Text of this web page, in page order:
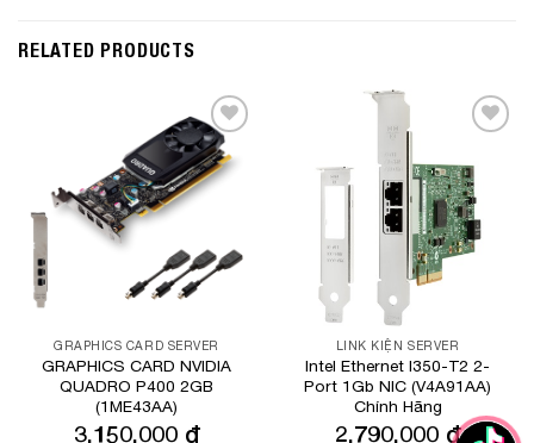
RELATED PRODUCTS
Add to
Wishlist
GRAPHICS CARD SERVER
GRAPHICS CARD NVIDIA
QUADRO P400 2GB
(1ME43AA)
3,150,000 ₫
Wishlist
LINK KIỆN SERVER
Intel Ethernet I350-T2 2-
Port 1Gb NIC (V4A91AA)
Chính Hãng
2,790,000 ₫